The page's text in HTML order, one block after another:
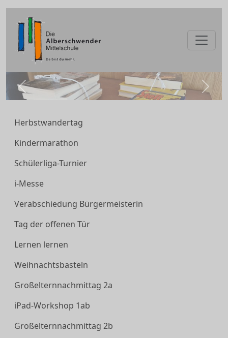
zurück
Herbstwandertag
Kindermarathon
Schülerliga-Turnier
i-Messe
Verabschiedung Bürgermeisterin
Tag der offenen Tür
Lernen lernen
Weihnachtsbasteln
Großelternnachmittag 2a
iPad-Workshop 1ab
Großelternnachmittag 2b